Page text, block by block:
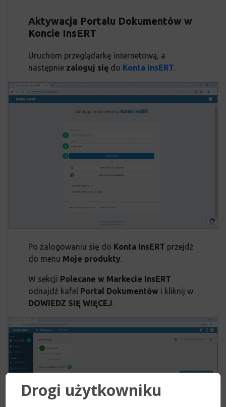
Aktywacja Portalu Dokumentów w
Koncie InsERT
Uruchom przeglądarkę internetową, a
następnie zaloguj się do Konta InsERT.
Po zalogowaniu się do Konta InsERT przejdź
do menu Moje produkty.
W sekcji Polecane w Markecie InsERT
odnajdź kafel
Portal Dokumentów i kliknij w
DOWIEDZ SIĘ WIĘCEJ.
Drogi użytkowniku